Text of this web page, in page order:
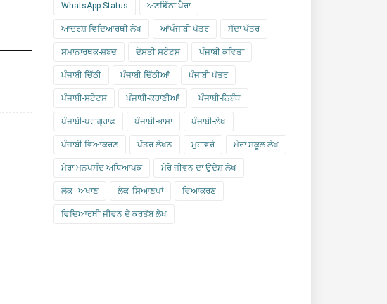
WhatsApp-Status ਅਣਡਿੱਠਾ ਪੈਰਾ
ਆਦਰਸ਼ ਵਿਦਿਆਰਥੀ ਲੇਖ ਆਂਪੰਜਾਬੀ ਪੱਤਰ ਸੱਦਾ-ਪੱਤਰ
ਸਮਾਨਾਰਥਕ-ਸ਼ਬਦ ਦੋਸਤੀ ਸਟੇਟਸ ਪੰਜਾਬੀ ਕਵਿਤਾ
ਪੰਜਾਬੀ ਚਿੱਠੀ ਪੰਜਾਬੀ ਚਿੱਠੀਆਂ ਪੰਜਾਬੀ ਪੱਤਰ
ਪੰਜਾਬੀ-ਸਟੇਟਸ ਪੰਜਾਬੀ-ਕਹਾਣੀਆਂ ਪੰਜਾਬੀ-ਨਿਬੰਧ
ਪੰਜਾਬੀ-ਪਰਾਗ੍ਰਾਫ ਪੰਜਾਬੀ-ਭਾਸ਼ਾ ਪੰਜਾਬੀ-ਲੇਖ
ਪੰਜਾਬੀ-ਵਿਆਕਰਣ ਪੱਤਰ ਲੇਖਨ ਮੁਹਾਵਰੇ ਮੇਰਾ ਸਕੂਲ ਲੇਖ
ਮੇਰਾ ਮਨਪਸੰਦ ਅਧਿਆਪਕ ਮੇਰੇ ਜੀਵਨ ਦਾ ਉਦੇਸ਼ ਲੇਖ
ਲੋਕ_ ਅਖਾਣ ਲੋਕ_ਸਿਆਣਪਾਂ ਵਿਆਕਰਣ
ਵਿਦਿਆਰਥੀ ਜੀਵਨ ਦੇ ਕਰਤੱਬ ਲੇਖ